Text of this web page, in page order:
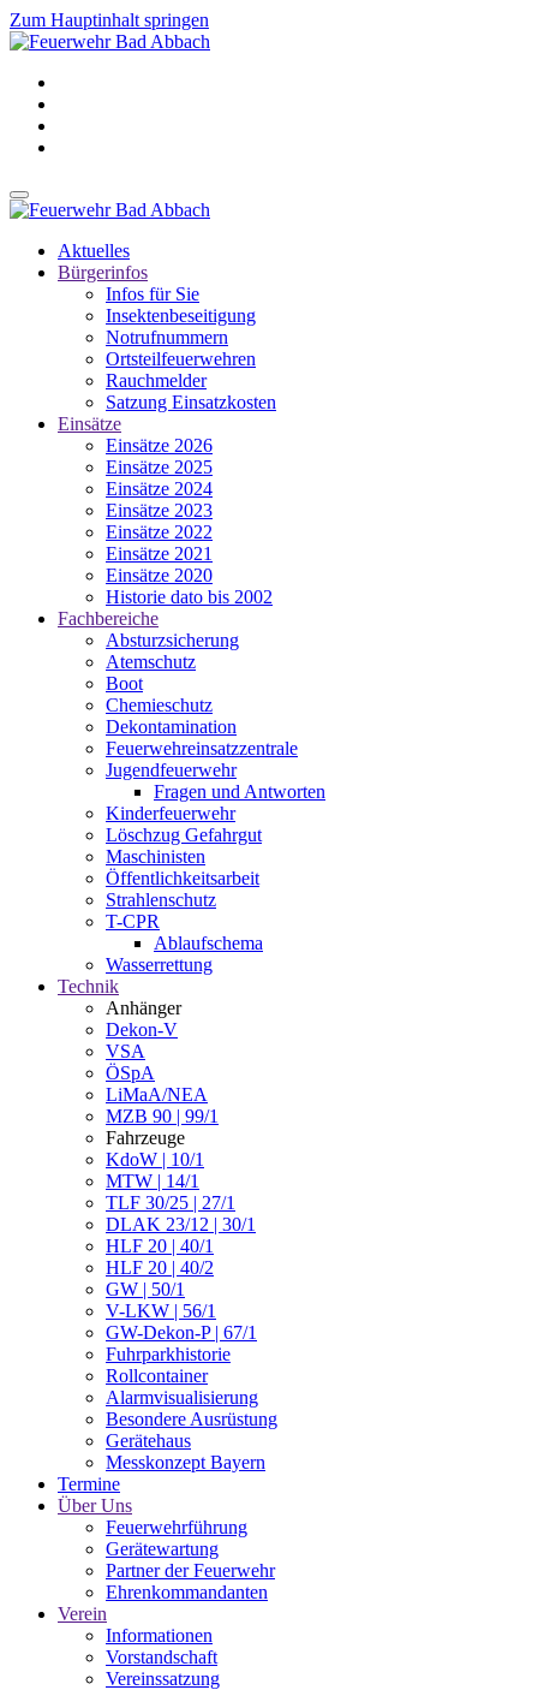
Zum Hauptinhalt springen
Aktuelles
Bürgerinfos
Infos für Sie
Insektenbeseitigung
Notrufnummern
Ortsteilfeuerwehren
Rauchmelder
Satzung Einsatzkosten
Einsätze
Einsätze 2026
Einsätze 2025
Einsätze 2024
Einsätze 2023
Einsätze 2022
Einsätze 2021
Einsätze 2020
Historie dato bis 2002
Fachbereiche
Absturzsicherung
Atemschutz
Boot
Chemieschutz
Dekontamination
Feuerwehreinsatzzentrale
Jugendfeuerwehr
Fragen und Antworten
Kinderfeuerwehr
Löschzug Gefahrgut
Maschinisten
Öffentlichkeitsarbeit
Strahlenschutz
T-CPR
Ablaufschema
Wasserrettung
Technik
Anhänger
Dekon-V
VSA
ÖSpA
LiMaA/NEA
MZB 90 | 99/1
Fahrzeuge
KdoW | 10/1
MTW | 14/1
TLF 30/25 | 27/1
DLAK 23/12 | 30/1
HLF 20 | 40/1
HLF 20 | 40/2
GW | 50/1
V-LKW | 56/1
GW-Dekon-P | 67/1
Fuhrparkhistorie
Rollcontainer
Alarmvisualisierung
Besondere Ausrüstung
Gerätehaus
Messkonzept Bayern
Termine
Über Uns
Feuerwehrführung
Gerätewartung
Partner der Feuerwehr
Ehrenkommandanten
Verein
Informationen
Vorstandschaft
Vereinssatzung